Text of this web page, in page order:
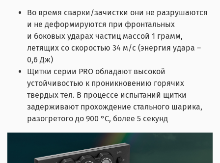
Во время сварки/зачистки они не разрушаются
и не деформируются при фронтальных
и боковых ударах частиц массой 1 грамм,
летящих со скоростью 34 м/с (энергия удара –
0,6 Дж)
Щитки серии PRO обладают высокой
устойчивостью к проникновению горячих
твердых тел. В процессе испытаний щитки
задерживают прохождение стального шарика,
разогретого до 900 °С, более 5 секунд